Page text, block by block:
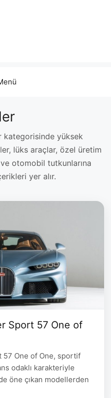
kategorisinde yüksek
lüks araçlar, özel üretim
otomobil tutkunlarına
yer alır.
Sport 57 One of
One of One, sportif
odaklı karakteriyle
öne çıkan modellerden